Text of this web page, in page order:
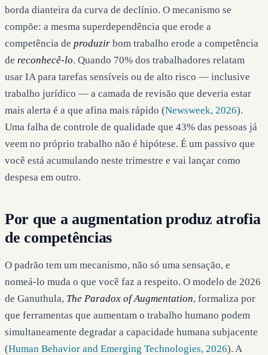
borda dianteira da curva de declínio. O mecanismo se
compõe: a mesma superdependência que erode a
competência de produzir bom trabalho erode a competência
de reconhecê-lo. Quando 70% dos trabalhadores relatam
usar IA para tarefas sensíveis ou de alto risco — inclusive
trabalho jurídico — a camada de revisão que deveria estar
mais alerta é a que afina mais rápido (Newsweek, 2026).
Uma falha de controle de qualidade que 43% das pessoas já
veem no próprio trabalho não é hipótese. É um passivo que
você está acumulando neste trimestre e vai lançar como
despesa em outro.
Por que a augmentation produz atrofia
de competências
O padrão tem um mecanismo, não só uma sensação, e
nomeá-lo muda o que você faz a respeito. O modelo de 2026
de Ganuthula, The Paradox of Augmentation, formaliza por
que ferramentas que aumentam o trabalho humano podem
simultaneamente degradar a capacidade humana subjacente
(Human Behavior and Emerging Technologies, 2026). A